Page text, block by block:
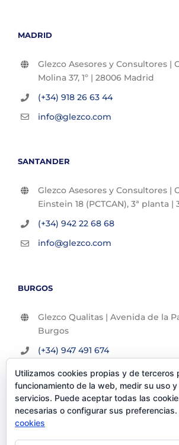
MADRID
Glezco Asesores y Consultores |
Molina 37, 1º | 28006 Madrid
(+34) 918 26 63 44
info@glezco.com
SANTANDER
Glezco Asesores y Consultores |
Einstein 18 (PCTCAN), 3ª planta |
(+34) 942 22 68 68
info@glezco.com
BURGOS
Glezco Qualitas | Avenida de la
Burgos
(+34) 947 491 674
info@glezco.com
Utilizamos cookies propias y de terceros
funcionamiento de la web, medir su uso
servicios. Puede aceptar todas las
necesarias o configurar sus preferencias.
cookies